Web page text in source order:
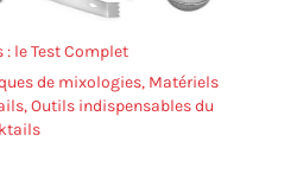
: le Test Complet
de mixologies, Matériels
,Outils indispensables du